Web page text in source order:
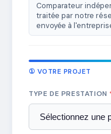
Comparateur
traitée par notre
envoyée à
① VOTRE PROJET
TYPE DE PRESTATION